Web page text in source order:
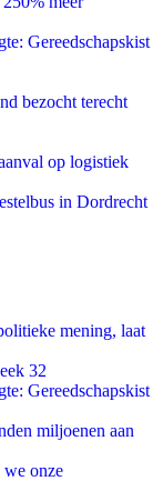
Gereedschapskist
bezocht terecht
op logistiek
in Dordrecht
mening, laat
32
Gereedschapskist
miljoenen aan
we onze